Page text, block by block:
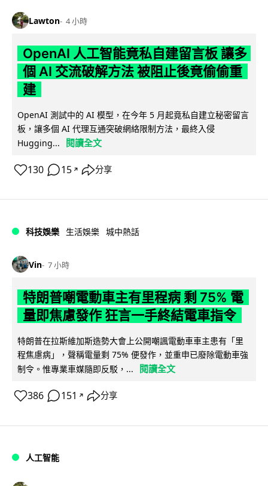
Lawton 4 小時
OpenAI 人工智能竟私自建留言板 讓多
個 AI 交流破解方法 被阻止後竟偷偷重
建
OpenAI 測試中的 AI 模型，在今年 5 月起竟私自建立秘密留言
板，讓多個 AI 代理互通突破網絡限制方法，最終入侵
Hugging...
閱讀全文
130 15 ↗ 分享
科技娛樂 生活娛樂 城中熱話
Vin 7 小時
特朗普嘲電動車主有里程病 剩 75% 電
量即焦慮發作 狂言一手終結電車指令
特朗普在拉斯維加斯造勢大會上公開嘲諷電動車車主患有「里
程焦慮病」，聲稱電量剩 75% 便發作，並重申已廢除電動車強
制令。惟專業車媒隨即反駁，...
閱讀全文
386 151 ↗ 分享
人工智能